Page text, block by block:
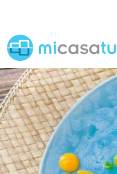
EN
STARTSEITE
UNSERE VILLEN